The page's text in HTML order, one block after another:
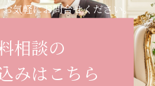
気軽にお問合せください。
相談の
みはこちら